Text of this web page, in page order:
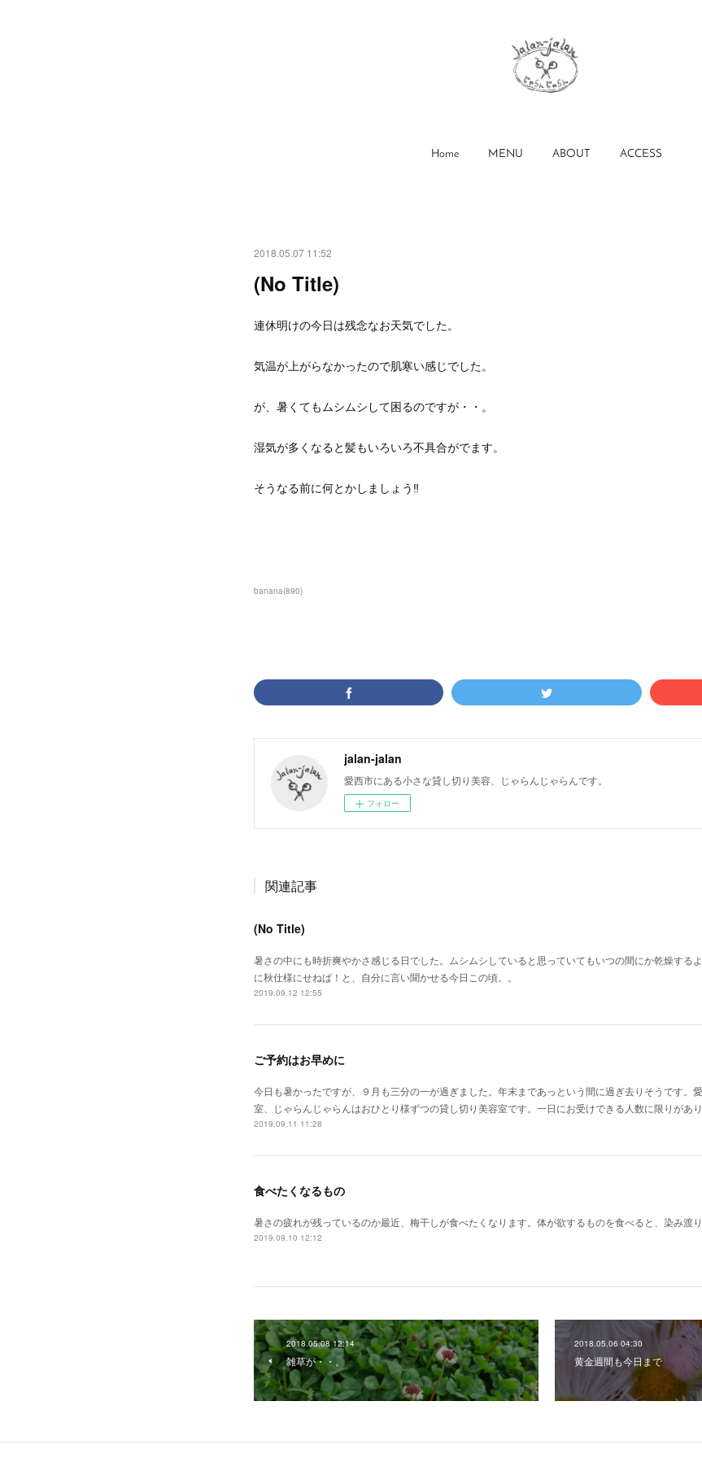
Home MENU ABOUT ACCESS
2018.05.07 11:52
(No Title)
連休明けの今日は残念なお天気でした。
気温が上がらなかったので肌寒い感じでした。
が、暑くてもムシムシして困るのですが・・。
湿気が多くなると髪もいろいろ不具合がでます。
そうなる前に何とかしましょう‼
banana(890)
jalan-jalan
愛西市にある小さな貸し切り美容、じゃらんじゃらんです。
フォロー
関連記事
(No Title)
暑さの中にも時折爽やかさ感じる日でした。ムシムシしていると思っていてもいつの間にか乾燥する
に秋仕様にせねば！と、自分に言い聞かせる今日この頃。。
2019.09.12 12:55
ご予約はお早めに
今日も暑かったですが、９月も三分の一が過ぎました。年末まであっという間に過ぎ去りそうです。
室、じゃらんじゃらんはおひとり様ずつの貸し切り美容室です。一日にお受けできる人数に限りがあ
2019.09.11 11:28
食べたくなるもの
暑さの疲れが残っているのか最近、梅干しが食べたくなります。体が欲するものを食べると、染み渡り
2019.09.10 12:12
2018.05.08 12:14
雑草が・・。
2018.05.06 04:30
黄金週間も今日まで